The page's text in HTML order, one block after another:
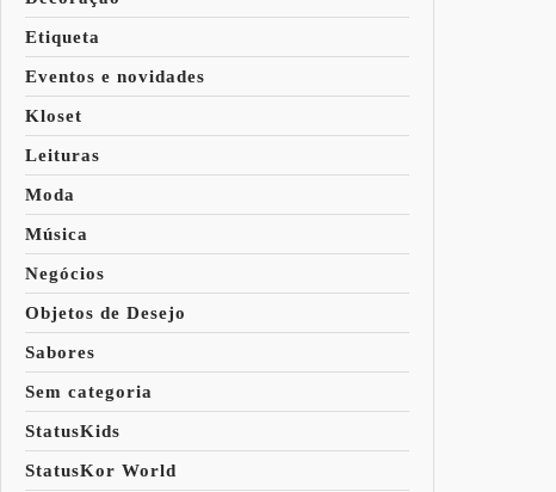
Etiqueta
Eventos e novidades
Kloset
Leituras
Moda
Música
Negócios
Objetos de Desejo
Sabores
Sem categoria
StatusKids
StatusKor World